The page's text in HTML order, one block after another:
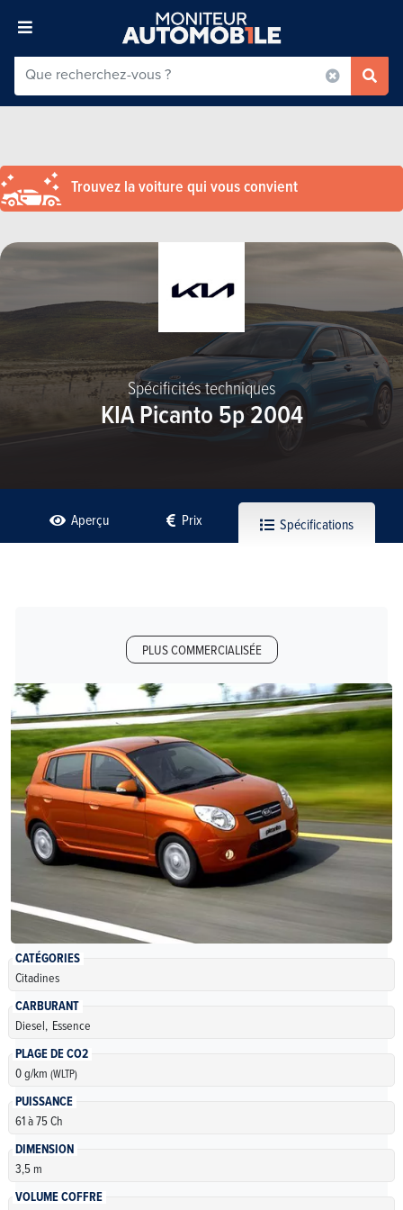
Trouvez la voiture qui vous convient
Spécificités techniques
KIA Picanto 5p 2004
Aperçu Prix Spécifications
PLUS COMMERCIALISÉE
CATÉGORIES
Citadines
CARBURANT
Diesel, Essence
PLAGE DE CO2
0 g/km(WLTP)
PUISSANCE
61 à 75 Ch
DIMENSION
3,5 m
VOLUME COFFRE